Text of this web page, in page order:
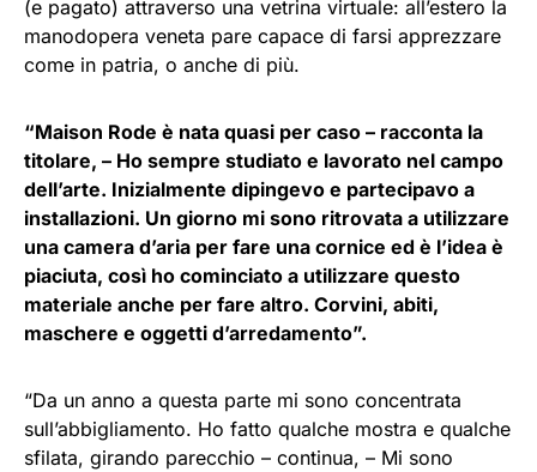
(e pagato) attraverso una vetrina virtuale: all’estero la
manodopera veneta pare capace di farsi apprezzare
come in patria, o anche di più.
“Maison Rode è nata quasi per caso – racconta la
titolare, – Ho sempre studiato e lavorato nel campo
dell’arte. Inizialmente dipingevo e partecipavo a
installazioni. Un giorno mi sono ritrovata a utilizzare
una camera d’aria per fare una cornice ed è l’idea è
piaciuta, così ho cominciato a utilizzare questo
materiale anche per fare altro. Corvini, abiti,
maschere e oggetti d’arredamento”.
“Da un anno a questa parte mi sono concentrata
sull’abbigliamento. Ho fatto qualche mostra e qualche
sfilata, girando parecchio – continua, – Mi sono